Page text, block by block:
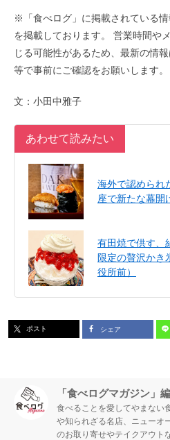
※「食べログ」に掲載されている
を掲載しております。 営業時間や
じる可能性があるため、最新の情
等で事前にご確認をお願いします。
文：小田中雅子
あわせて読みたい
海外で認められ
座で新たな幕開
有田焼で供す、
限定の贅沢かき
役所前）
ポスト シェア
「食べログマガジン」
食べることを愛してやまない
や知られざる名店、ニューオ
のお取り寄せやテイクアウト